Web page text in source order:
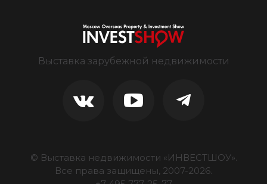
Выставка зарубежной недвижимости
© Выставка недвижимости «ИНВЕСТШОУ».
Все права защищены, 2007-2026.